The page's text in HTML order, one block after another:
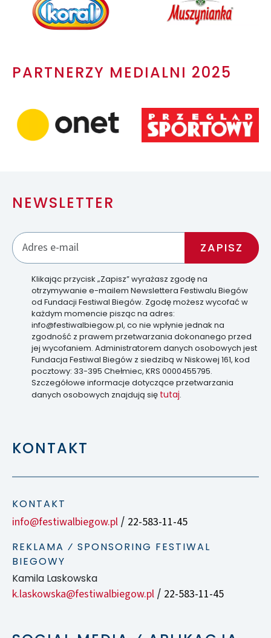
PARTNERZY MEDIALNI 2025
NEWSLETTER
Klikając przycisk „Zapisz” wyrażasz zgodę na
otrzymywanie e-mailem Newslettera Festiwalu Biegów
od Fundacji Festiwal Biegów. Zgodę możesz wycofać w
każdym momencie pisząc na adres:
info@festiwalbiegow.pl, co nie wpłynie jednak na
zgodność z prawem przetwarzania dokonanego przed
jej wycofaniem. Administratorem danych osobowych jest
Fundacja Festiwal Biegów z siedzibą w Niskowej 161, kod
pocztowy: 33-395 Chełmiec, KRS 0000455795.
Szczegółowe informacje dotyczące przetwarzania
danych osobowych znajdują się tutaj.
KONTAKT
KONTAKT
info@festiwalbiegow.pl / 22-583-11-45
REKLAMA ⁄ SPONSORING FESTIWAL
BIEGOWY
Kamila Laskowska
k.laskowska@festiwalbiegow.pl / 22-583-11-45